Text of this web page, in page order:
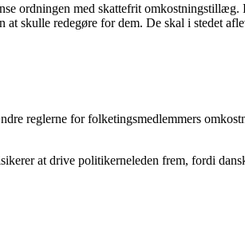
ordningen med skattefrit omkostningstillæg.
skulle redegøre for dem. De skal i stedet
reglerne for folketingsmedlemmers
at drive politikerneleden frem, fordi